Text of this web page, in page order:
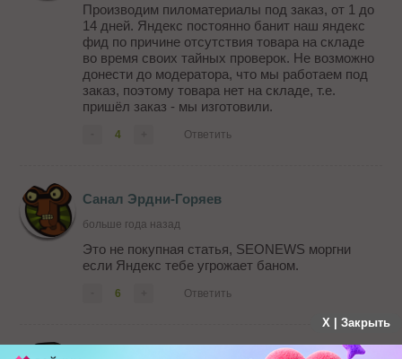
Производим пиломатериалы под заказ, от 1 до
14 дней. Яндекс постоянно банит наш яндекс
фид по причине отсутствия товара на складе
во время своих тайных проверок. Не возможно
донести до модератора, что мы работаем под
заказ, поэтому товара нет на складе, т.е.
пришёл заказ - мы изготовили.
4 Ответить
Санал Эрдни-Горяев
больше года назад
Это не покупная статья, SEONEWS моргни
если Яндекс тебе угрожает баном.
6 Ответить
X | Закрыть